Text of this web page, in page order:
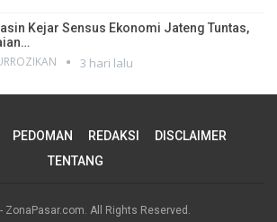
Kejar Sensus Ekonomi Jateng Tuntas,
3 hari lalu
PEDOMAN REDAKSI
DISCLAIMER
TENTANG
ZonaPasar.com. All Rights Reserved.